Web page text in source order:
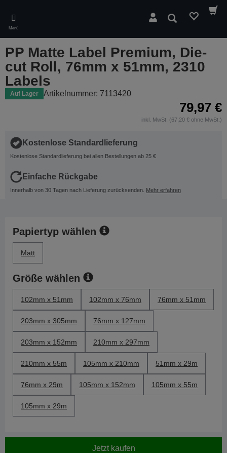
main
content
Menü
Suchen
PP Matte Label Premium, Die-
cut Roll, 76mm x 51mm, 2310
Labels
Auf Lager Artikelnummer: 7113420
79,97 €
inkl. MwSt. (67,20 € ohne MwSt.)
Kostenlose Standardlieferung
Kostenlose Standardlieferung bei allen Bestellungen ab 25 €
Einfache Rückgabe
Innerhalb von 30 Tagen nach Lieferung zurücksenden. Mehr erfahren
Papiertyp wählen
Matt
Größe wählen
102mm x 51mm 102mm x 76mm 76mm x 51mm
203mm x 305mm 76mm x 127mm
203mm x 152mm 210mm x 297mm
210mm x 55m 105mm x 210mm 51mm x 29m
76mm x 29m 105mm x 152mm 105mm x 55m
105mm x 29m
Jetzt kaufen